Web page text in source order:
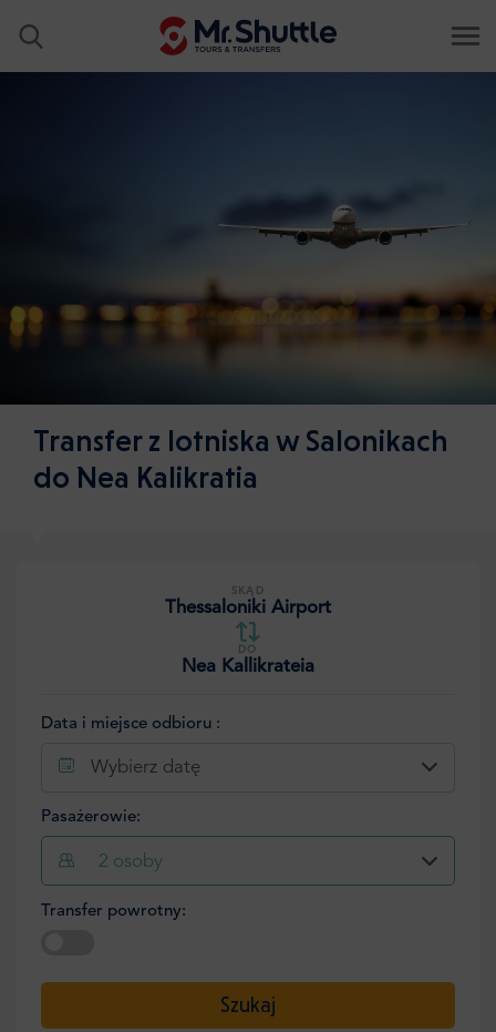
Transfer z lotniska w Salonikach
do Nea Kalikratia
SKĄD
Thessaloniki Airport
DO
Nea Kallikrateia
Data i miejsce odbioru :
Wybierz datę
Pasażerowie:
2 osoby
Transfer powrotny:
Szukaj